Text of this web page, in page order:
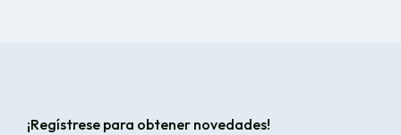
¡Regístrese para obtener novedades!